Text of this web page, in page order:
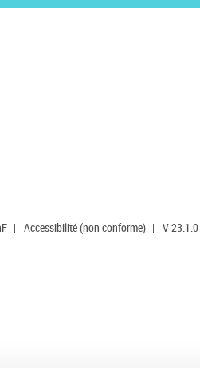
| Accessibilité (non conforme) | V 23.1.0